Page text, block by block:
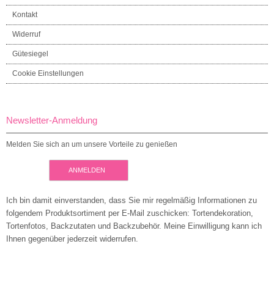
Kontakt
Widerruf
Gütesiegel
Cookie Einstellungen
Newsletter-Anmeldung
Melden Sie sich an um unsere Vorteile zu genießen
ANMELDEN
Ich bin damit einverstanden, dass Sie mir regelmäßig Informationen zu
folgendem Produktsortiment per E-Mail zuschicken: Tortendekoration,
Tortenfotos, Backzutaten und Backzubehör. Meine Einwilligung kann ich
Ihnen gegenüber jederzeit widerrufen.